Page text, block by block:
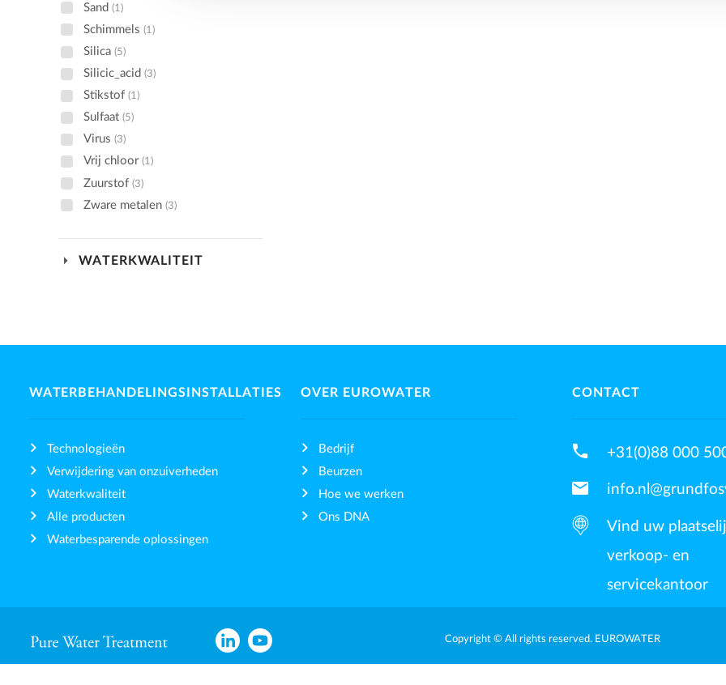
Sand(1)
Schimmels(1)
Silica(5)
Silicic_acid(3)
Stikstof(1)
Sulfaat(5)
Virus(3)
Vrij chloor(1)
Zuurstof(3)
Zware metalen(3)
arrow_drop_down WATERKWALITEIT
WATERBEHANDELINGSINSTALLATIES
Technologieën
Verwijdering van onzuiverheden
Waterkwaliteit
Alle producten
Waterbesparende oplossingen
OVER EUROWATER
Bedrijf
Beurzen
Hoe we werken
Ons DNA
CONTACT
phone +31(0)88 000
mail
Vind uw
verkoop- en
servicekantoor
Copyright © All rights reserved. EUROWATER